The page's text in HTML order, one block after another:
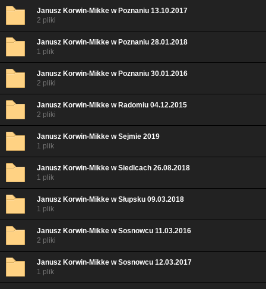
Janusz Korwin-Mikke w Poznaniu 13.10.2017
2 pliki
Janusz Korwin-Mikke w Poznaniu 28.01.2018
1 plik
Janusz Korwin-Mikke w Poznaniu 30.01.2016
2 pliki
Janusz Korwin-Mikke w Radomiu 04.12.2015
2 pliki
Janusz Korwin-Mikke w Sejmie 2019
1 plik
Janusz Korwin-Mikke w Siedlcach 26.08.2018
1 plik
Janusz Korwin-Mikke w Słupsku 09.03.2018
1 plik
Janusz Korwin-Mikke w Sosnowcu 11.03.2016
2 pliki
Janusz Korwin-Mikke w Sosnowcu 12.03.2017
1 plik